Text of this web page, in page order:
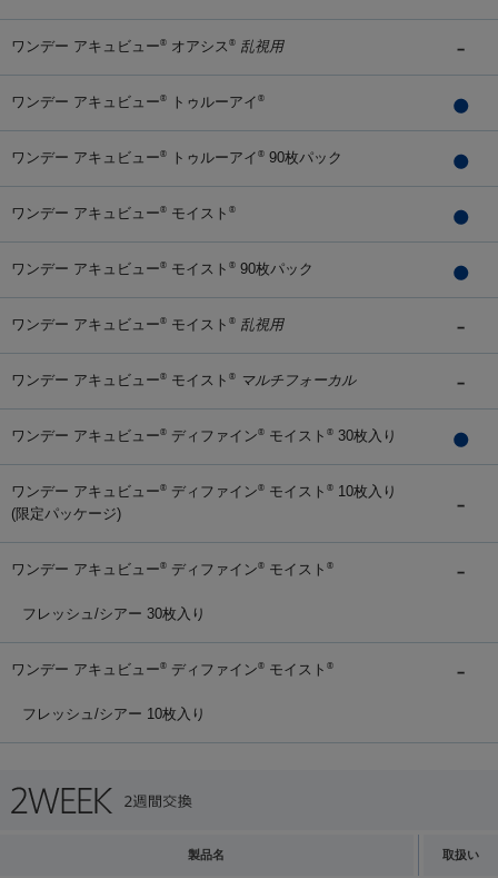
ワンデー アキュビュー® オアシス ® 乱視用
ワンデー アキュビュー® トゥルーアイ ®
ワンデー アキュビュー® トゥルーアイ ® 90枚パック
ワンデー アキュビュー® モイスト ®
ワンデー アキュビュー® モイスト ® 90枚パック
ワンデー アキュビュー® モイスト ® 乱視用
ワンデー アキュビュー® モイスト ® マルチフォーカル
ワンデー アキュビュー® ディファイン® モイスト ® 30枚入り
ワンデー アキュビュー® ディファイン® モイスト ® 10枚入り
(限定パッケージ)
ワンデー アキュビュー® ディファイン® モイスト ®
フレッシュ/シアー 30枚入り
ワンデー アキュビュー® ディファイン® モイスト ®
フレッシュ/シアー 10枚入り
製品名 取扱い